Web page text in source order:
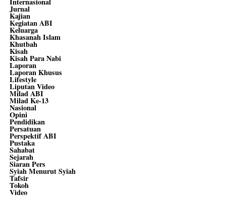
Jurnal
Kajian
Kegiatan ABI
Keluarga
Khasanah Islam
Khutbah
Kisah
Kisah Para Nabi
Laporan
Laporan Khusus
Lifestyle
Liputan Video
Milad ABI
Milad Ke-13
Nasional
Opini
Pendidikan
Persatuan
Perspektif ABI
Pustaka
Sahabat
Sejarah
Siaran Pers
Syiah Menurut Syiah
Tafsir
Tokoh
Video